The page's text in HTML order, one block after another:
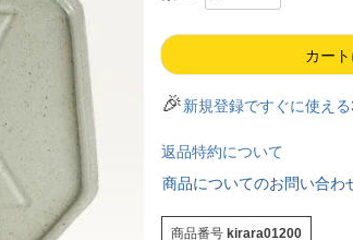
カー
🎉新規登録ですぐに使え
返品特約について
商品についてのお問い合わ
商品番号 kirara01200